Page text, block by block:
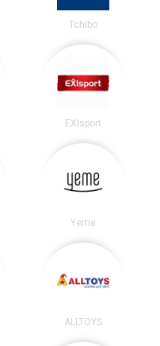
Tchibo
EXIsport
Yeme
ALLTOYS